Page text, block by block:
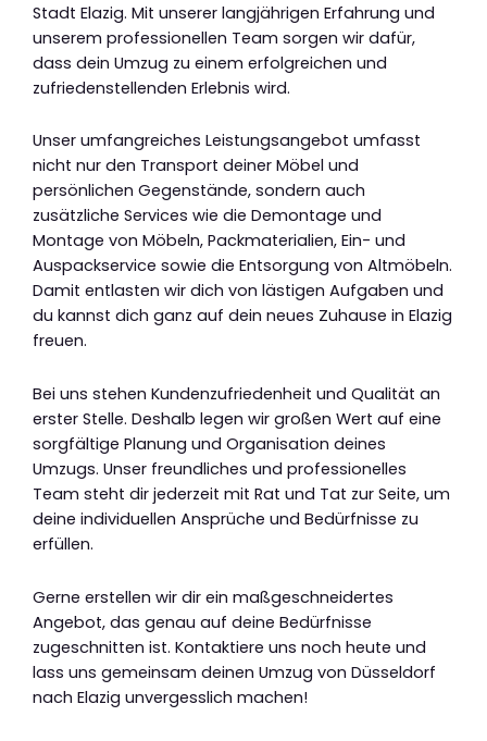
Stadt Elazig. Mit unserer langjährigen Erfahrung und
unserem professionellen Team sorgen wir dafür,
dass dein Umzug zu einem erfolgreichen und
zufriedenstellenden Erlebnis wird.
Unser umfangreiches Leistungsangebot umfasst
nicht nur den Transport deiner Möbel und
persönlichen Gegenstände, sondern auch
zusätzliche Services wie die Demontage und
Montage von Möbeln, Packmaterialien, Ein- und
Auspackservice sowie die Entsorgung von Altmöbeln.
Damit entlasten wir dich von lästigen Aufgaben und
du kannst dich ganz auf dein neues Zuhause in Elazig
freuen.
Bei uns stehen Kundenzufriedenheit und Qualität an
erster Stelle. Deshalb legen wir großen Wert auf eine
sorgfältige Planung und Organisation deines
Umzugs. Unser freundliches und professionelles
Team steht dir jederzeit mit Rat und Tat zur Seite, um
deine individuellen Ansprüche und Bedürfnisse zu
erfüllen.
Gerne erstellen wir dir ein maßgeschneidertes
Angebot, das genau auf deine Bedürfnisse
zugeschnitten ist. Kontaktiere uns noch heute und
lass uns gemeinsam deinen Umzug von Düsseldorf
nach Elazig unvergesslich machen!